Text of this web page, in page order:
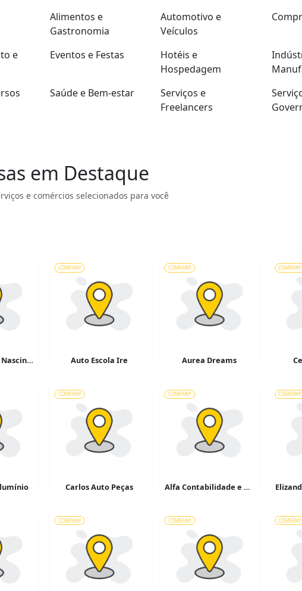
Alimentos e
Gastronomia
Automotivo e
Veículos
e
Eventos e Festas
Hotéis e
Hospedagem
Saúde e Bem-estar
Serviços e
Freelancers
em Destaque
e comércios selecionados para você
Claudinei Silva Nascinto
COMPANY
Auto Escola Ire
COMPANY
Aurea Dreams
COMPANY
COMPANY
Carlos Auto Peças
COMPANY
Alfa Contabilidade e Advocacia
COMPANY
COMPANY COMPANY COMPANY